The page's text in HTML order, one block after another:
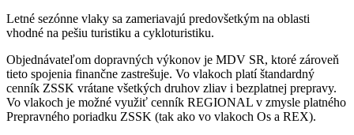
Letné sezónne vlaky sa zameriavajú predovšetkým na oblasti
vhodné na pešiu turistiku a cykloturistiku.
Objednávateľom dopravných výkonov je MDV SR, ktoré zároveň
tieto spojenia finančne zastrešuje. Vo vlakoch platí štandardný
cenník ZSSK vrátane všetkých druhov zliav i bezplatnej prepravy.
Vo vlakoch je možné využiť cenník REGIONAL v zmysle platného
Prepravného poriadku ZSSK (tak ako vo vlakoch Os a REX).